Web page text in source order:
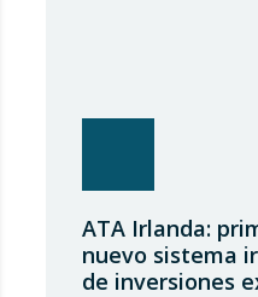
ATA Irlanda:
nuevo sistema
de inversiones